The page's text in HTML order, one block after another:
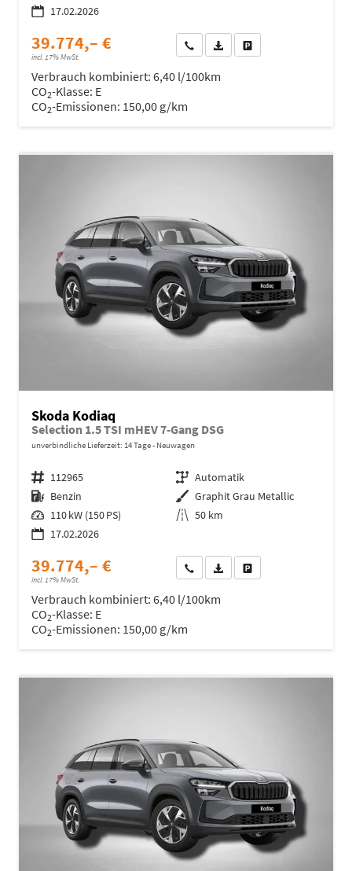
17.02.2026
39.774,– €
incl. 17% MwSt.
Wir rufen Sie anFahrzeugexposé (PDF)
Verbrauch kombiniert: 6,40 l/100km
CO2-Klasse: E
CO2-Emissionen: 150,00 g/km
Skoda Kodiaq
Selection 1.5 TSI mHEV 7-Gang DSG
unverbindliche Lieferzeit: 14 Tage Neuwagen
Fahrzeugnr. 112965 Getriebe Automatik
Kraftstoff Benzin Außenfarbe Graphit Grau Metallic
Leistung 110 kW (150 PS) Kilometerstand 50 km
17.02.2026
39.774,– €
incl. 17% MwSt.
Wir rufen Sie anFahrzeugexposé (PDF)
Verbrauch kombiniert: 6,40 l/100km
CO2-Klasse: E
CO2-Emissionen: 150,00 g/km